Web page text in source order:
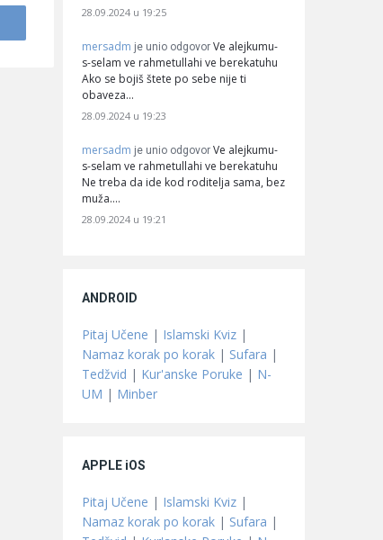
28.09.2024 u 19:25
mersadm je unio odgovor Ve alejkumu-
s-selam ve rahmetullahi ve berekatuhu
Ako se bojiš štete po sebe nije ti
obaveza…
28.09.2024 u 19:23
mersadm je unio odgovor Ve alejkumu-
s-selam ve rahmetullahi ve berekatuhu
Ne treba da ide kod roditelja sama, bez
muža.…
28.09.2024 u 19:21
ANDROID
Pitaj Učene | Islamski Kviz |
Namaz korak po korak | Sufara |
Tedžvid | Kur'anske Poruke | N-
UM | Minber
APPLE iOS
Pitaj Učene | Islamski Kviz |
Namaz korak po korak | Sufara |